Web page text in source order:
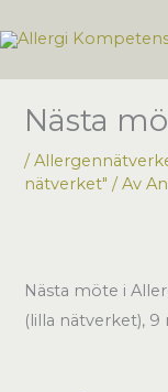
till
Nästa
/
nätverket" / Av
Nästa möte i
(lilla nätverket),